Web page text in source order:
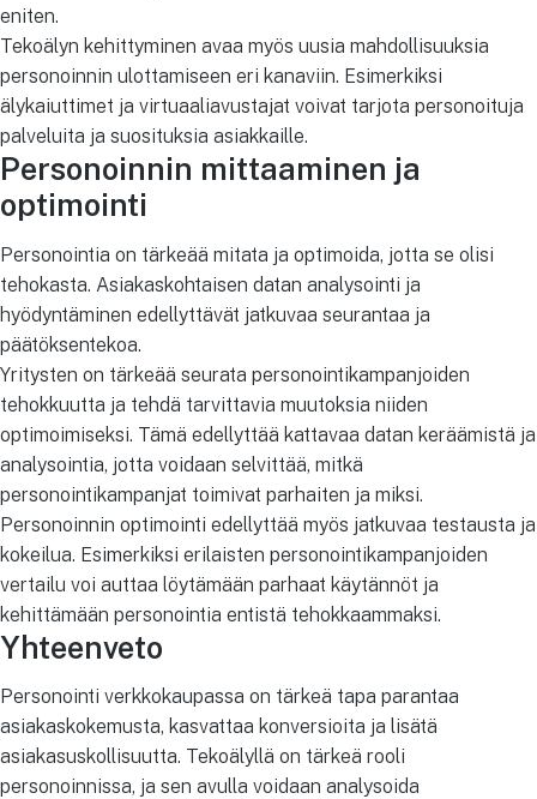
eniten.
Tekoälyn kehittyminen avaa myös uusia mahdollisuuksia
personoinnin ulottamiseen eri kanaviin. Esimerkiksi
älykaiuttimet ja virtuaaliavustajat voivat tarjota personoituja
palveluita ja suosituksia asiakkaille.
Personoinnin mittaaminen ja
optimointi
Personointia on tärkeää mitata ja optimoida, jotta se olisi
tehokasta. Asiakaskohtaisen datan analysointi ja
hyödyntäminen edellyttävät jatkuvaa seurantaa ja
päätöksentekoa.
Yritysten on tärkeää seurata personointikampanjoiden
tehokkuutta ja tehdä tarvittavia muutoksia niiden
optimoimiseksi. Tämä edellyttää kattavaa datan keräämistä ja
analysointia, jotta voidaan selvittää, mitkä
personointikampanjat toimivat parhaiten ja miksi.
Personoinnin optimointi edellyttää myös jatkuvaa testausta ja
kokeilua. Esimerkiksi erilaisten personointikampanjoiden
vertailu voi auttaa löytämään parhaat käytännöt ja
kehittämään personointia entistä tehokkaammaksi.
Yhteenveto
Personointi verkkokaupassa on tärkeä tapa parantaa
asiakaskokemusta, kasvattaa konversioita ja lisätä
asiakasuskollisuutta. Tekoälyllä on tärkeä rooli
personoinnissa, ja sen avulla voidaan analysoida